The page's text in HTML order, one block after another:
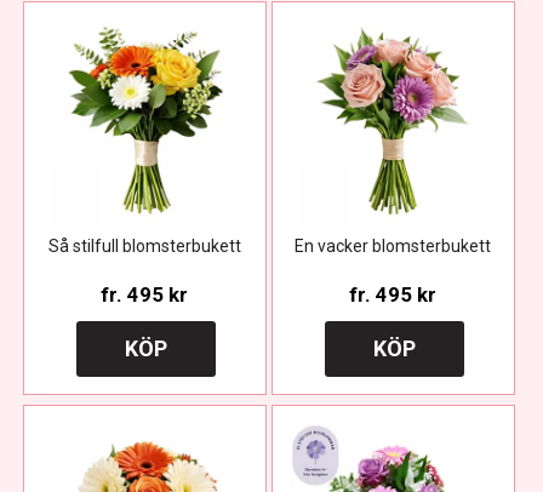
Så stilfull blomsterbukett
fr. 495 kr
KÖP
En vacker blomsterbukett
fr. 495 kr
KÖP